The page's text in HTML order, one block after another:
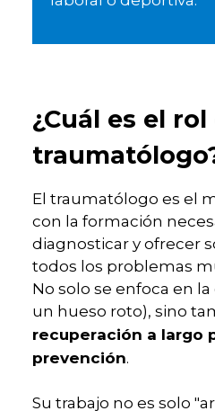
¿Cuál es el rol
El traumatólogo es el
con la formación
diagnosticar y ofrecer
todos los problemas
No solo se enfoca en
un hueso roto), sino
recuperación a largo
prevención.
Su trabajo no es solo